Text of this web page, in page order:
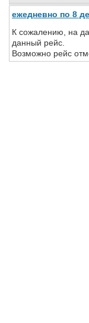
ежедневно по 8
К сожалению, на
данный рейс.
Возможно рейс